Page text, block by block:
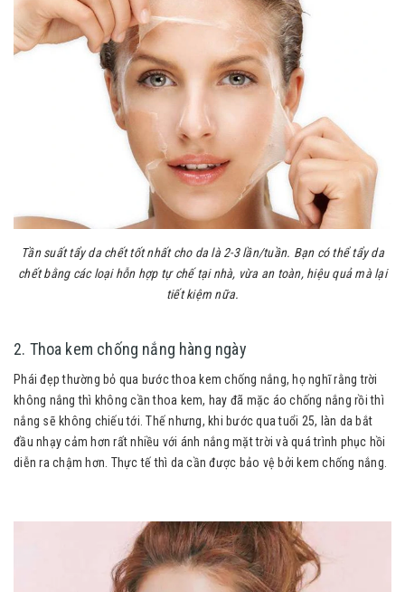
Tần suất tẩy da chết tốt nhất cho da là 2-3 lần/tuần. Bạn có thể tẩy da
chết bằng các loại hỗn hợp tự chế tại nhà, vừa an toàn, hiệu quả mà lại
tiết kiệm nữa.
2. Thoa kem chống nắng hàng ngày
Phái đẹp thường bỏ qua bước thoa kem chống nắng, họ nghĩ rằng trời
không nắng thì không cần thoa kem, hay đã mặc áo chống nắng rồi thì
nắng sẽ không chiếu tới. Thế nhưng, khi bước qua tuổi 25, làn da bắt
đầu nhạy cảm hơn rất nhiều với ánh nắng mặt trời và quá trình phục hồi
diễn ra chậm hơn. Thực tế thì da cần được bảo vệ bởi kem chống nắng.